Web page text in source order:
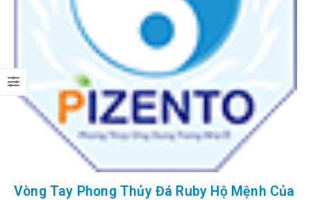
Vòng Tay Phong Thủy Đá Ruby Hộ Mệnh Của